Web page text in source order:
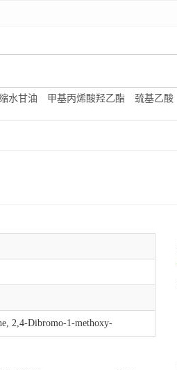
水甘油 甲基丙烯酸羟乙酯 巯基乙酸
2,4-Dibromo-1-methoxy-